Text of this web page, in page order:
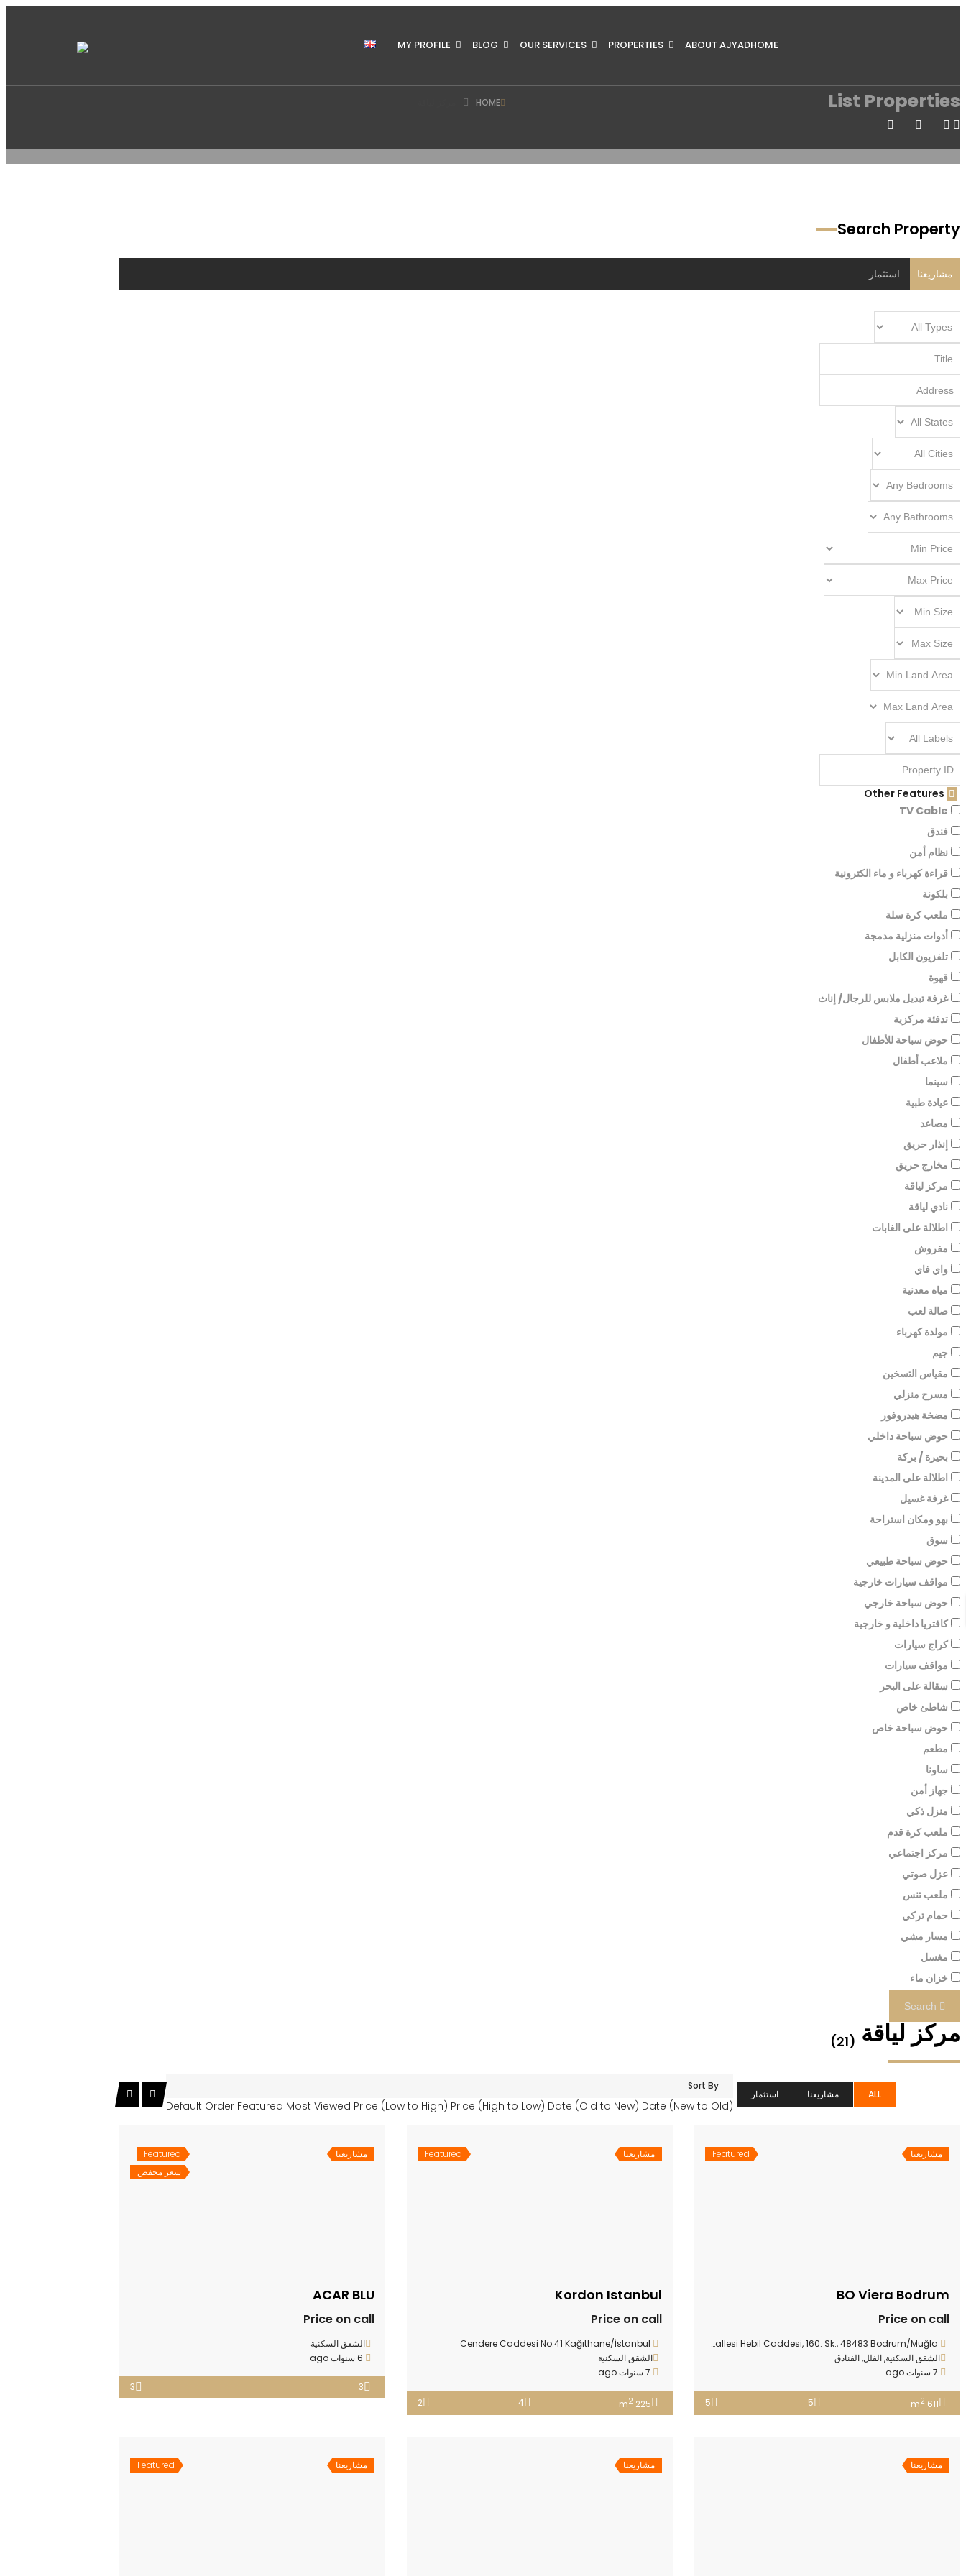
HOME
ABOUT AJYAD
PROPERTIES
OUR SERVICES
BLOG
MY PROFILE
List Properties
HOME
Search Property
مشاريعنا استثمار
TV Cable
فندق
نظام أمن
قراءة كهرباء و ماء الكترونية
بلكونة
ملعب كرة سلة
أدوات منزلية مدمجة
تلفزيون الكابل
قهوة
غرفة تبديل ملابس للرجال/ إناث
تدفئة مركزية
حوض سباحة للأطفال
ملاعب أطفال
سينما
عيادة طبية
مصاعد
إنذار حريق
مخارج حريق
مركز لياقة
نادي لياقة
اطلالة على الغابات
مفروش
واي فاي
مياه معدنية
صالة لعب
مولدة كهرباء
جيم
مقياس التسخين
مسرح منزلي
مضخة هيدروفور
حوض سباحة داخلي
بحيرة / بركة
اطلالة على المدينة
غرفة غسيل
بهو ومكان استراحة
سوق
حوض سباحة طبيعي
مواقف سيارات خارجية
حوض سباحة خارجي
كافتريا داخلية و خارجية
كراج سيارات
مواقف سيارات
سقالة على البحر
شاطئ خاص
حوض سباحة خاص
مطعم
ساونا
جهاز أمن
منزل ذكي
ملعب كرة قدم
مركز اجتماعي
عزل صوتي
ملعب تنس
حمام تركي
مسار مشي
مغسل
خزان ماء
مركز لياقة (21)
ALL مشاريعنا استثمار
Sort By
Default Order Featured Most Viewed Price (Low to High) Price (High to Low) Date (Old to New) Date (New to Old)
Featured
سعر مخفض
مشاريعنا
ACAR BLU
Price on call
الشقق السكنية
3
3
Featured مشاريعنا
Kordon Istanbul
Price on call
Cendere Caddesi No:41 Kağıthane/İstanbul
الشقق السكنية
225 m
2
4
2
Featured مشاريعنا
BO Viera Bodrum
Price on call
Göltürkbükü Mahallesi Hebil Caddesi, 160. Sk., 48483 Bodrum/Muğla
الشقق السكنية,الفلل,الفنادق
611 m
2
5
5
Featured مشاريعنا مشاريعنا مشاريعنا